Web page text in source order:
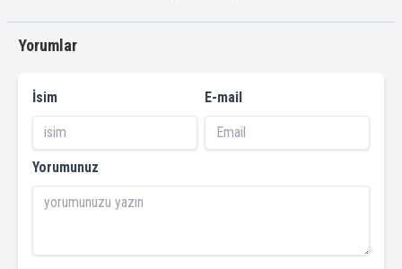
Yorumlar
İsim E-mail
Yorumunuz